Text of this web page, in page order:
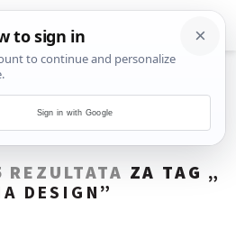
REZULTATA ZA TAG „
DESIGN”
Sign in with Google